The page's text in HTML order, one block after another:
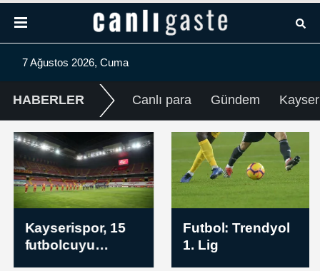
7 Ağustos 2026, Cuma
HABERLER Canlı para Gündem
Kayserispor, 15
futbolcuyu
Futbol: Trendyol
1. Lig